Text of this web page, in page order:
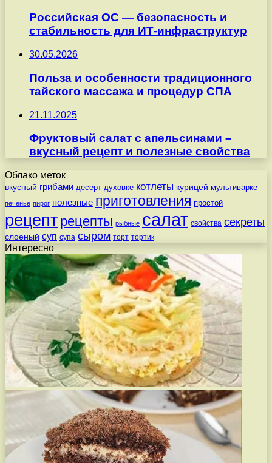
Российская ОС — безопасность и
стабильность для ИТ-инфраструктур
30.05.2026
Польза и особенности традиционного
тайского массажа и процедур СПА
21.11.2025
Фруктовый салат с апельсинами –
вкусный рецепт и полезные свойства
Облако меток
вкусный грибами десерт духовке котлеты курицей мультиварке
печенье пирог полезные приготовления простой
рецепт рецепты рыбные салат свойства секреты
слоеный суп супа сыром торт тортик
Интересно